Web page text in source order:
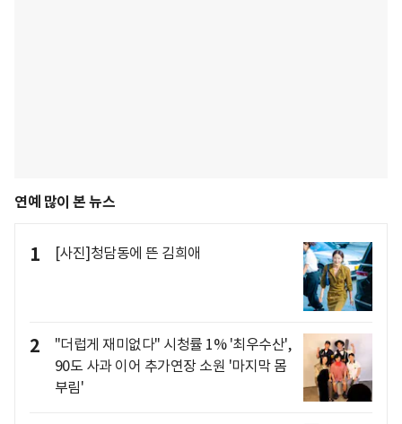
연예 많이 본 뉴스
1 [사진]청담동에 뜬 김희애
2
"더럽게 재미없다" 시청률 1% '최우수산',
90도 사과 이어 추가연장 소원 '마지막 몸
부림'